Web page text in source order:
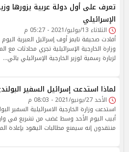
تعرف على أول دولة عربية يزورها
الإسرائيلي
الثلاثاء 13/يوليو/2021 - 05:27 م
أفادت صحيفة تايمز أوف إسرائيل العبرية اليوم
وزارة الخارجية الإسرائيلية تجري محادثات مع
لزيارة رسمية لوزير الخارجية الإسرائيلي يائي…
لماذا استدعت إسرائيل السفير
الأحد 27/يونيو/2021 - 08:03 م
استدعت وزارة الخارجية الاسرائيلية السفير
أبيب اليوم الأحد وسط غضب من تشريع في
منتقدون إنه سيمنع مطالبات اليهود بإعادة